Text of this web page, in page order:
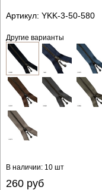
Артикул: YKK-3-50-580
Другие варианты
В наличии: 10 шт
260руб